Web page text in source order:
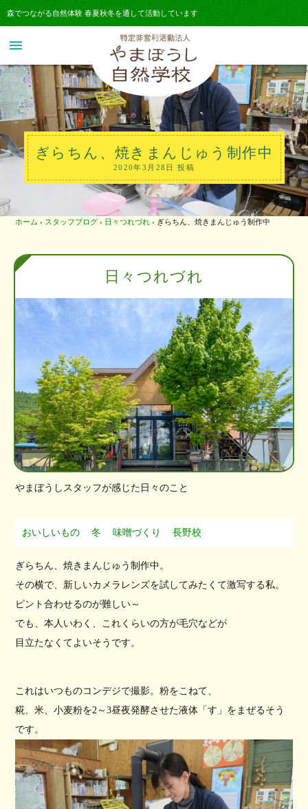
森でつながる自然体験 春夏秋冬を通して活動しています
menu
ぎらちん、焼きまんじゅう制作中
2020年3月28日 投稿
ホーム › スタッフブログ › 日々つれづれ › ぎらちん、焼きまんじゅう制作中
日々つれづれ
やまぼうしスタッフが感じた日々のこと
おいしいもの 冬 味噌づくり 長野校
ぎらちん、焼きまんじゅう制作中。
その横で、新しいカメラレンズを試してみたくて激写する私。
ピント合わせるのが難しい～
でも、本人いわく、これくらいの方が毛穴などが
目立たなくてよいそうです。
これはいつものコンデジで撮影。 粉をこねて、
糀、米、小麦粉を2～3昼夜発酵させた液体「す」をまぜるそう
です。